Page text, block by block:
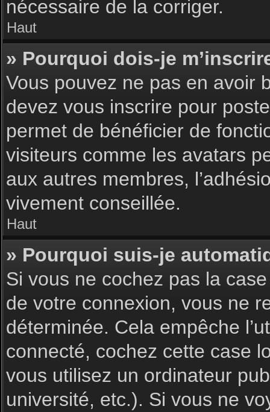
nécessaire de la corriger.
Haut
» Pourquoi dois-je
Vous pouvez ne pas en avoir
devez vous inscrire pour
permet de bénéficier de
visiteurs comme les avatars
aux autres membres,
vivement conseillée.
Haut
» Pourquoi suis-je
Si vous ne cochez pas la
de votre connexion, vous ne
déterminée. Cela empêche
connecté, cochez cette case
vous utilisez un ordinateur
université, etc.). Si vous ne